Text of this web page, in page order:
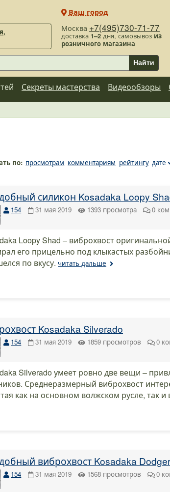
Москва +7(495)730-71-77
доставка 1–2дня, самовывоз из
розничного магазина
Ваш город
Найти
Секреты мастерства Видеообзоры
по: просмотрам комментариям рейтингу дате
силикон Kosadaka Loopy
154 31 мая 2019 1393 просмотра 0
Loopy Shad – виброхвост
его прицельно под клыкастых
по вкусу. читать дальше
Kosadaka Silverado
154 31 мая 2019 1859 просмотров 0
Silverado умеет ровно две вещи –
Среднеразмерный виброхвост
как на основном волжском русле, так и
виброхвост Kosadaka Dodger
154 31 мая 2019 1568 просмотров 0